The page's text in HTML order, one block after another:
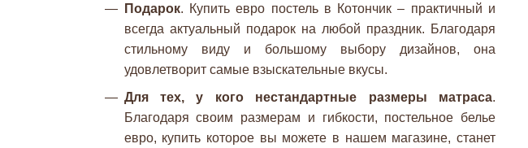
Подарок. Купить евро постель в Котончик – практичный и
всегда актуальный подарок на любой праздник. Благодаря
стильному виду и большому выбору дизайнов, она
удовлетворит самые взыскательные вкусы.
Для тех, у кого нестандартные размеры матраса.
Благодаря своим размерам и гибкости, постельное белье
евро, купить которое вы можете в нашем магазине, станет